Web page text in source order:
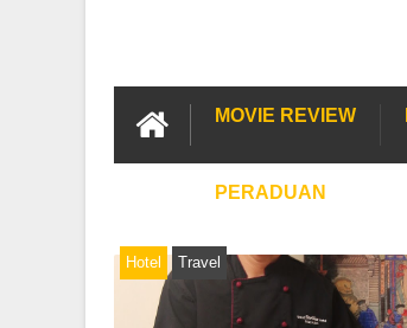
MOVIE REVIEW
PERADUAN
Hotel Travel